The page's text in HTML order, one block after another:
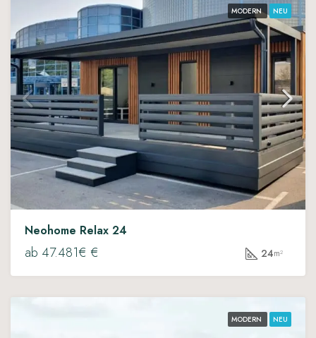
MODERN NEU
Neohome Relax 24
ab 47.481€ € 24m²
MODERN NEU